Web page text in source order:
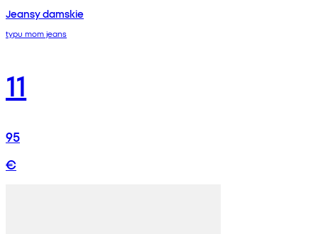
Jeansy damskie
typu mom jeans
11
95
€